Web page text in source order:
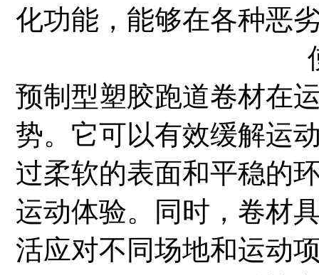
化功能，能够在各种恶
预制型塑胶跑道卷材在
势。它可以有效缓解运
过柔软的表面和平稳的
运动体验。同时，卷材
活应对不同场地和运动